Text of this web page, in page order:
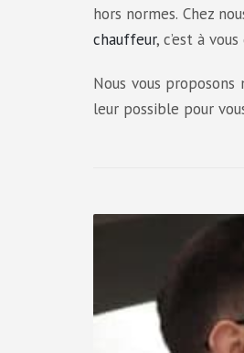
hors normes. Chez
chauffeur, c’est à
Nous vous
leur possible pour